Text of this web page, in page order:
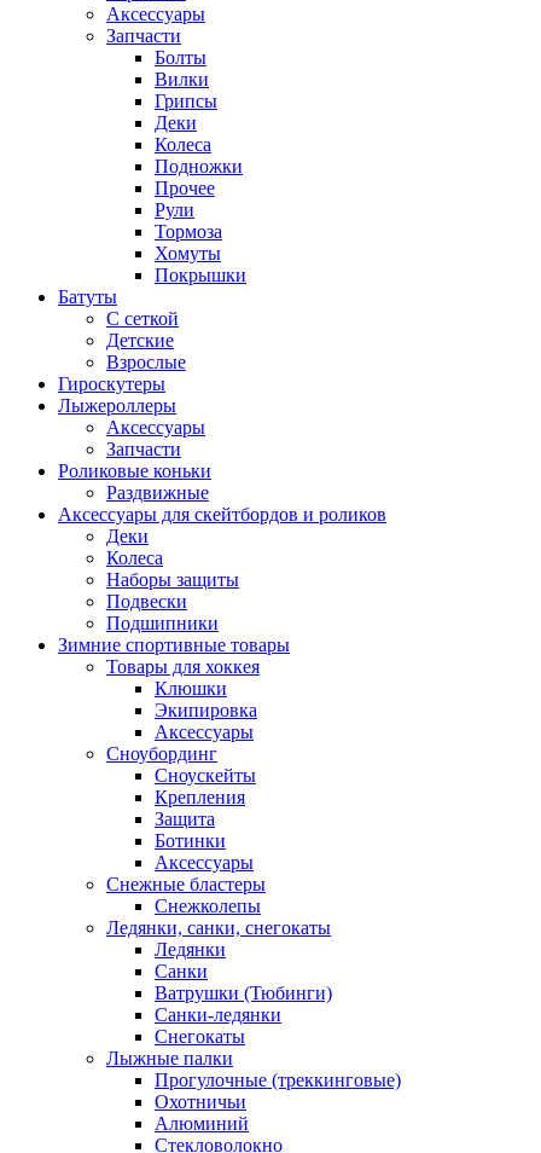
Аксессуары
Запчасти
Болты
Вилки
Грипсы
Деки
Колеса
Подножки
Прочее
Рули
Тормоза
Хомуты
Покрышки
Батуты
С сеткой
Детские
Взрослые
Гироскутеры
Лыжероллеры
Аксессуары
Запчасти
Роликовые коньки
Раздвижные
Аксессуары для скейтбордов и роликов
Деки
Колеса
Наборы защиты
Подвески
Подшипники
Зимние спортивные товары
Товары для хоккея
Клюшки
Экипировка
Аксессуары
Сноубординг
Сноускейты
Крепления
Защита
Ботинки
Аксессуары
Снежные бластеры
Снежколепы
Ледянки, санки, снегокаты
Ледянки
Санки
Ватрушки (Тюбинги)
Санки-ледянки
Снегокаты
Лыжные палки
Прогулочные (треккинговые)
Охотничьи
Алюминий
Стекловолокно